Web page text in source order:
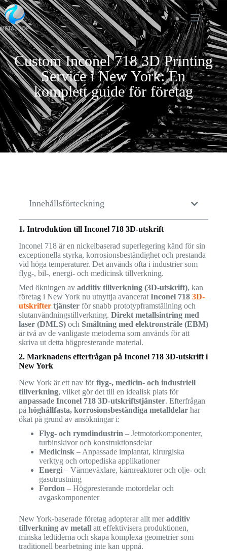
Custom Inconel 718 3D Printing
Service i New York: En
komplett guide för företag
Innehållsförteckning
1. Introduktion till Inconel 718 3D-utskrift
Inconel 718 är en nickelbaserad superlegering känd för sin
exceptionella styrka, korrosionsbeständighet och prestanda
vid höga temperaturer. Det används ofta i industrier som
flyg-, bil-, energi- och medicinsk tillverkning.
Med ökningen av additiv tillverkning (3D-utskrift), kan
företag i New York nu utnyttja avancerat Inconel 7183D-
utskriftertjänsterför snabb prototypframställning och
slutanvändningstillverkning. Direkt metallsintring med
laser (DMLS)och Smältning med elektronstråle (EBM)
är två av de vanligaste metoderna som används för att
skriva ut detta högpresterande material.
2. Marknadens efterfrågan på Inconel 718 3D-utskrift i
New York
New York är ett nav förflyg-, medicin- och industriell
tillverkning, vilket gör det till en idealisk plats för
anpassade Inconel 718 3D-utskriftstjänster. Efterfrågan
på höghållfasta, korrosionsbeständiga metalldelarhar
ökat på grund av ansökningar i:
Flyg- och rymdindustrin – Jetmotorkomponenter,
turbinskivor och konstruktionsdelar
Medicinsk– Anpassade implantat, kirurgiska
verktyg och ortopediska applikationer
Energi– Värmeväxlare, kärnreaktorer och olje- och
gasutrustning
Fordon – Högpresterande motordelar och
avgaskomponenter
New York-baserade företag adopterar allt meradditiv
tillverkning av metallatt effektivisera produktionen,
minska ledtiderna och skapa komplexa geometrier som
traditionell bearbetning inte kan uppnå.